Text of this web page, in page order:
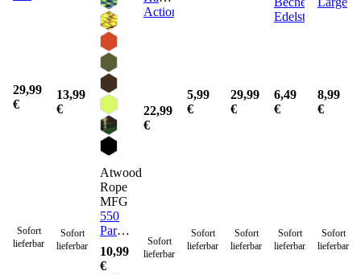
29,99
€
Sofort
lieferbar
13,99
€
Sofort
lieferbar
Atwood
Rope
MFG
550
Paracord
Seil 4
mm -
10,99
€
Action
22,99
€
Sofort
lieferbar
5,99
€
Sofort
lieferbar
29,99
€
Sofort
lieferbar
Edelstahl
6,49
€
Sofort
lieferbar
8,99
€
Sofort
lieferbar